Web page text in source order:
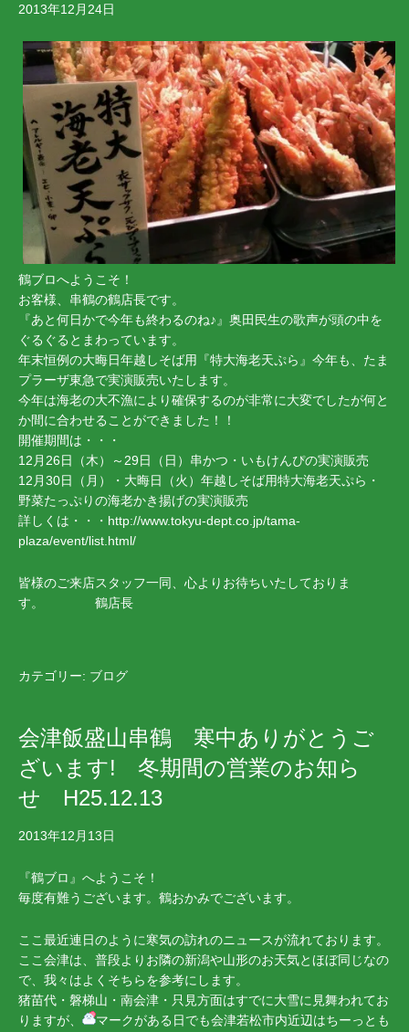
2013年12月24日
鶴ブロへようこそ！
お客様、串鶴の鶴店長です。
『あと何日かで今年も終わるのね♪』奥田民生の歌声が頭の中を
ぐるぐるとまわっています。
年末恒例の大晦日年越しそば用『特大海老天ぷら』今年も、たま
プラーザ東急で実演販売いたします。
今年は海老の大不漁により確保するのが非常に大変でしたが何と
か間に合わせることができました！！
開催期間は・・・
12月26日（木）～29日（日）串かつ・いもけんぴの実演販売
12月30日（月）・大晦日（火）年越しそば用特大海老天ぷら・
野菜たっぷりの海老かき揚げの実演販売
詳しくは・・・ http://www.tokyu-dept.co.jp/tama-
plaza/event/list.html/
皆様のご来店スタッフ一同、心よりお待ちいたしておりま
す。 鶴店長
カテゴリー: ブログ
会津飯盛山串鶴 寒中ありがとうご
ざいます! 冬期間の営業のお知ら
せ H25.12.13
2013年12月13日
『鶴ブロ』へようこそ！
毎度有難うございます。鶴おかみでございます。
ここ最近連日のように寒気の訪れのニュースが流れております。
ここ会津は、普段よりお隣の新潟や山形のお天気とほぼ同じなの
で、我々はよくそちらを参考にします。
猪苗代・磐梯山・南会津・只見方面はすでに大雪に見舞われてお
りますが、
マークがある日でも会津若松市内近辺はちーっとも